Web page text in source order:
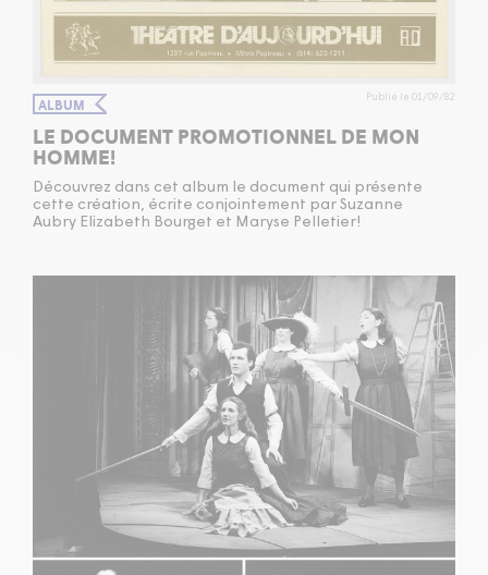
ALBUM Publié le 01/09/82
LE DOCUMENT PROMOTIONNEL DE MON
HOMME!
Découvrez dans cet album le document qui présente
cette création, écrite conjointement par Suzanne
Aubry Elizabeth Bourget et Maryse Pelletier!